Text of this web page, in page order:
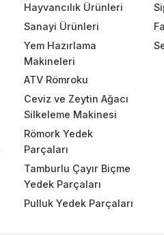
Hayvancılık Ürünleri
Sanayi Ürünleri
Yem Hazırlama
Makineleri
ATV Römroku
Ceviz ve Zeytin Ağacı
Silkeleme Makinesi
Römork Yedek
Parçaları
Tamburlu Çayır Biçme
Yedek Parçaları
Pulluk Yedek Parçaları